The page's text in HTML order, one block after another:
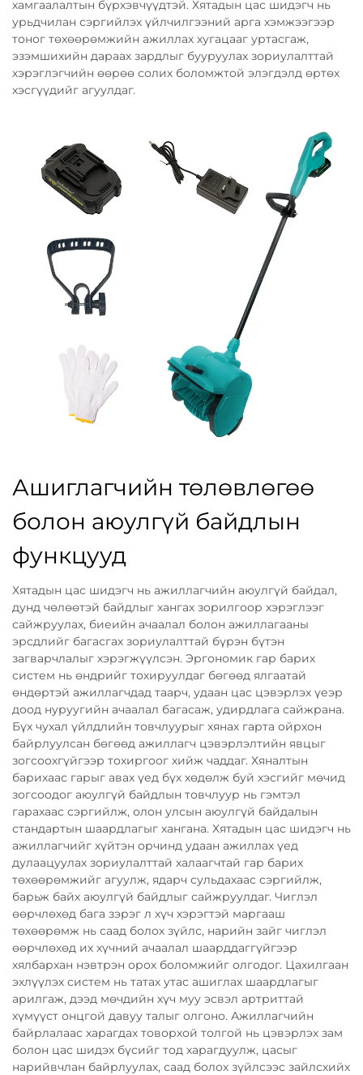
хамгаалалтын бүрхэвчүүдтэй. Хятадын цас шидэгч нь
урьдчилан сэргийлэх үйлчилгээний арга хэмжээгээр
тоног төхөөрөмжийн ажиллах хугацааг уртасгаж,
эзэмшихийн дараах зардлыг бууруулах зориулалттай
хэрэглэгчийн өөрөө солих боломжтой элэгдэлд өртөх
хэсгүүдийг агуулдаг.
Ашиглагчийн төлөвлөгөө
болон аюулгүй байдлын
функцууд
Хятадын цас шидэгч нь ажиллагчийн аюулгүй байдал,
дунд чөлөөтэй байдлыг хангах зорилгоор хэрэглээг
сайжруулах, биеийн ачаалал болон ажиллагааны
эрсдлийг багасгах зориулалттай бүрэн бүтэн
загварчлалыг хэрэгжүүлсэн. Эргономик гар барих
систем нь өндрийг тохируулдаг бөгөөд ялгаатай
өндөртэй ажиллагчдад таарч, удаан цас цэвэрлэх үеэр
доод нуруугийн ачаалал багасаж, удирдлага сайжрана.
Бүх чухал үйлдлийн товчлуурыг хянах гарта ойрхон
байрлуулсан бөгөөд ажиллагч цэвэрлэлтийн явцыг
зогсоохгүйгээр тохиргоог хийж чаддаг. Хяналтын
барихаас гарыг авах үед бүх хөдөлж буй хэсгийг мөчид
зогсоодог аюулгүй байдлын товчлуур нь гэмтэл
гарахаас сэргийлж, олон улсын аюулгүй байдалын
стандартын шаардлагыг хангана. Хятадын цас шидэгч нь
ажиллагчийг хүйтэн орчинд удаан ажиллах үед
дулаацуулах зориулалттай халаагчтай гар барих
төхөөрөмжийг агуулж, ядарч сульдахаас сэргийлж,
барьж байх аюулгүй байдлыг сайжруулдаг. Чиглэл
өөрчлөхөд бага зэрэг л хүч хэрэгтэй маргааш
төхөөрөмж нь саад болох зүйлс, нарийн зайг чиглэл
өөрчлөхөд их хүчний ачаалал шаарддаггүйгээр
хялбархан нэвтрэн орох боломжийг олгодог. Цахилгаан
эхлүүлэх систем нь татах утас ашиглах шаардлагыг
арилгаж, дээд мөчдийн хүч муу эсвэл артриттай
хүмүүст онцгой давуу талыг олгоно. Ажиллагчийн
байрлалаас харагдах товорхой толгой нь цэвэрлэх зам
болон цас шидэх бүсийг тод харагдуулж, цасыг
нарийвчлан байрлуулах, саад болох зүйлсээс зайлсхийх